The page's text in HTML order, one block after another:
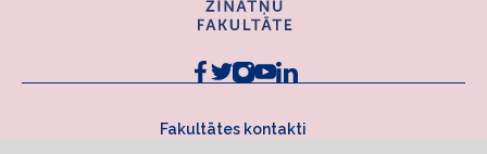
Fakultātes kontakti